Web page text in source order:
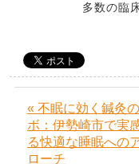
多数の臨
« 不眠に効く鍼灸
ボ：伊勢崎市で実
る快適な睡眠への
ローチ